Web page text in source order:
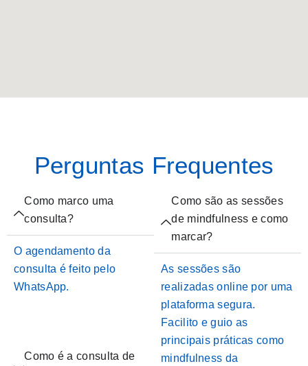
Perguntas Frequentes
Como marco uma
consulta?
O agendamento da
consulta é feito pelo
WhatsApp.
Como é a consulta de
Como são as sessões
de mindfulness e como
marcar?
As sessões são
realizadas online por uma
plataforma segura.
Facilito e guio as
principais práticas como
mindfulness da